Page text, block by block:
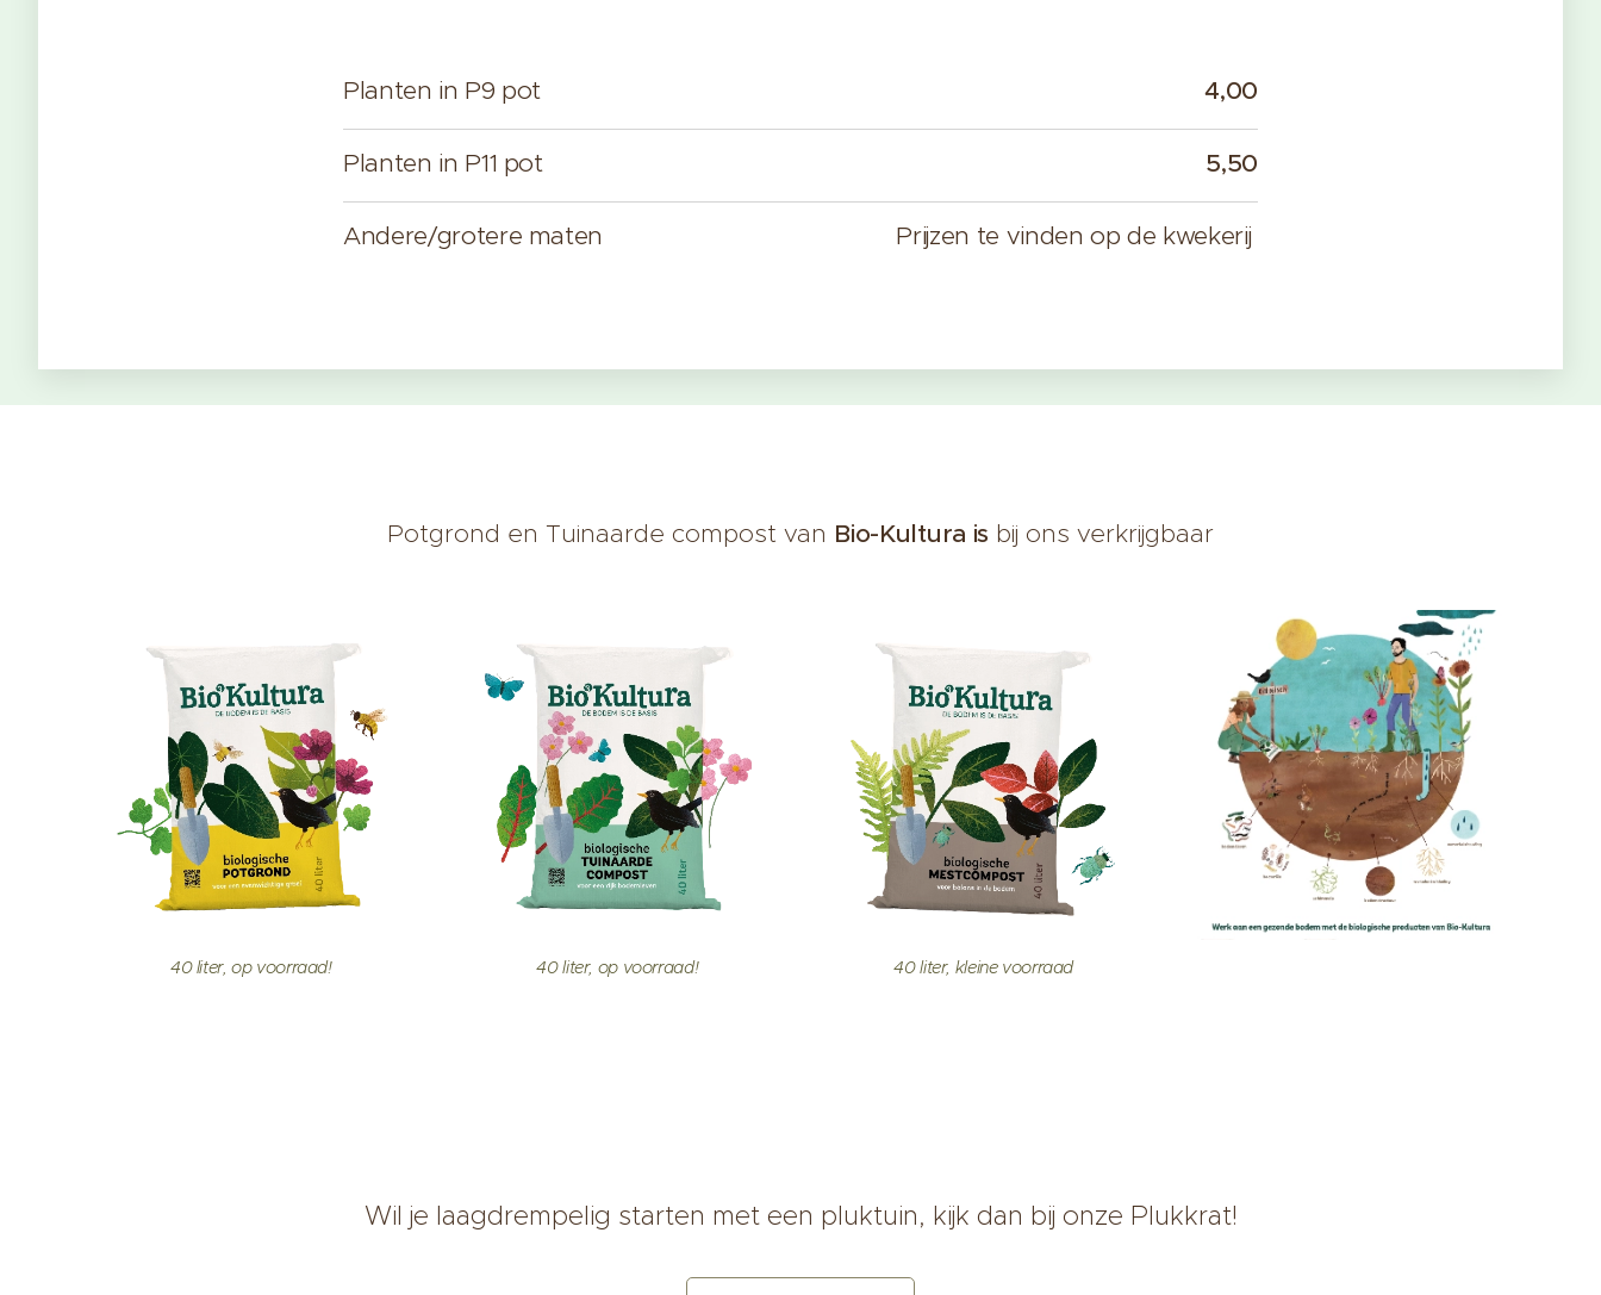
Planten in P9 pot 4,00
Planten in P11 pot 5,50
Andere/grotere maten Prijzen te vinden op de kwekerij
Potgrond en Tuinaarde compost van Bio-Kultura is bij ons verkrijgbaar
40 liter, op voorraad! 40 liter, op voorraad! 40 liter, kleine voorraad
Wil je laagdrempelig starten met een pluktuin, kijk dan bij onze Plukkrat!